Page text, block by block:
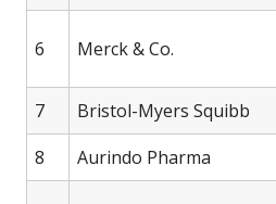
6 Merck & Co.
7 Bristol-Myers Squibb
8
Aurindo Pharma